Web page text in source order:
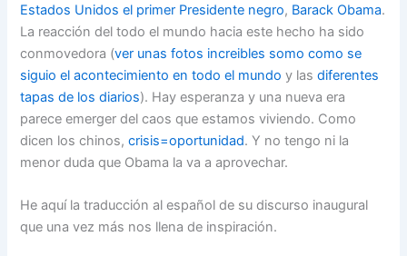
Estados Unidos el primer Presidente negro, Barack Obama.
La reacción del todo el mundo hacia este hecho ha sido
conmovedora (ver unas fotos increibles somo como se
siguio el acontecimiento en todo el mundo y lasdiferentes
tapas de los diarios). Hay esperanza y una nueva era
parece emerger del caos que estamos viviendo. Como
dicen los chinos,crisis=oportunidad. Y no tengo ni la
menor duda que Obama la va a aprovechar.
He aquí la traducción al español de su discurso inaugural
que una vez más nos llena de inspiración.